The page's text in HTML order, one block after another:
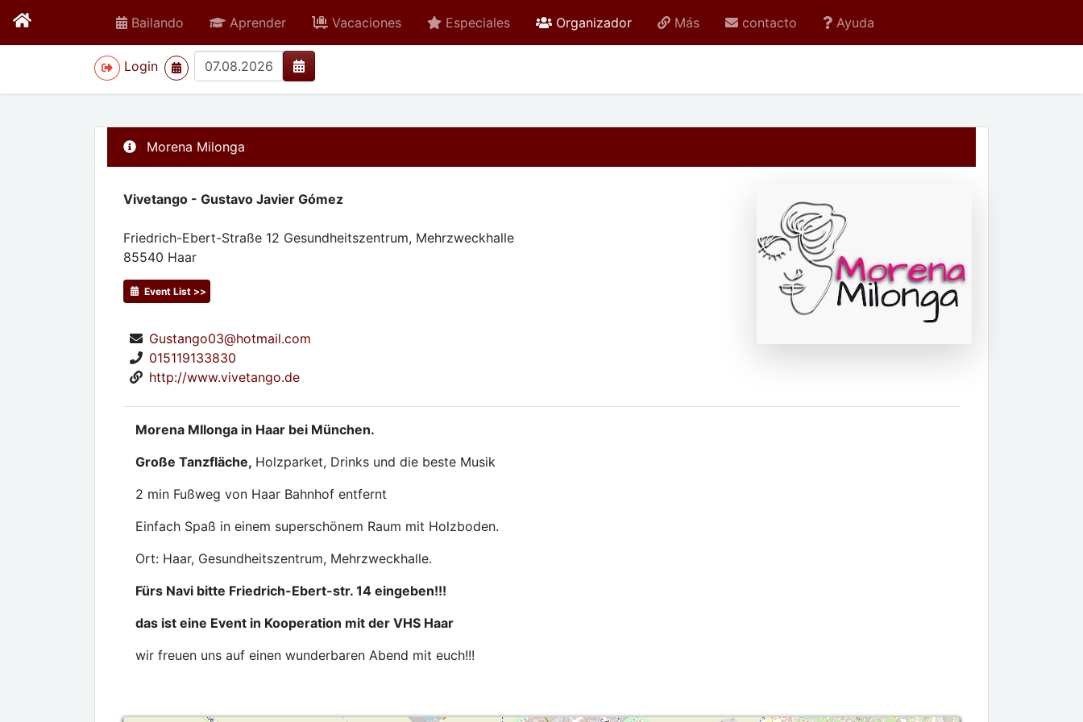
Bailando Aprender Vacaciones Especiales Organizadoractive Más contacto Ayuda
Login
>
Morena Milonga
Vivetango - Gustavo Javier Gómez
Friedrich-Ebert-Straße 12 Gesundheitszentrum, Mehrzweckhalle
85540 Haar
Event List >>
Gustango03@hotmail.com
015119133830
http://www.vivetango.de
Morena MIlonga in Haar bei München.
Große Tanzfläche, Holzparket, Drinks und die beste Musik
2 min Fußweg von Haar Bahnhof entfernt
Einfach Spaß in einem superschönem Raum mit Holzboden.
Ort: Haar, Gesundheitszentrum, Mehrzweckhalle.
Fürs Navi bitte Friedrich-Ebert-str. 14 eingeben!!!
das ist eine Event in Kooperation mit der VHS Haar
wir freuen uns auf einen wunderbaren Abend mit euch!!!